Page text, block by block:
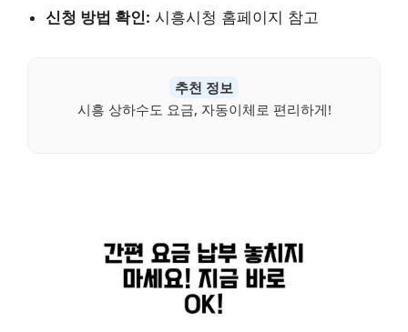
신청 방법 확인: 시흥시청 홈페이지 참고
추천 정보
시흥 상하수도 요금, 자동이체로 편리하게!